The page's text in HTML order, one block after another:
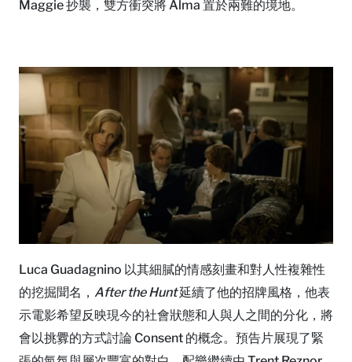
Maggie 抄襲，雙方衝突將 Alma 置於兩難的境地。
Luca Guadagnino 以其細膩的情感刻畫和對人性複雜性
的挖掘聞名， After the Hunt延續了他的招牌風格，他表
示電影希望反映現今的社會狀態和人與人之間的分化，將
會以挑釁的方式討論 Consent 的概念。預告片展現了緊